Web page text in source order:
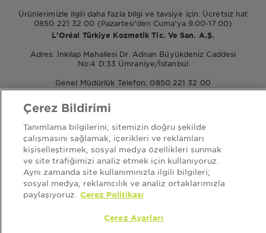
Ürünlerimizle ilgili daha fazla bilgi ve tavsiye için: Ücretsiz hat
0850 221 32 00 (Pazartesi'den Cuma'ya 9.00-17.00)
L’Oréal Türkiye Kozmetik Tic. Ve San. A.Ş.
Adres: İnkılap Mahallesi Dr. Adnan Büyükdeniz Caddesi
No:4 D:33 Ümraniye/İstanbul
Genel Müdürlük Telefon: 0850 221 32 00
POPÜLER ÜRÜNLER
Garnier Micellar
Garnier Mineral Saf ve Temiz
Garnier Nem Bombası
Çerez Bildirimi
Tanımlama bilgilerini; sitemizin doğru şekilde
çalışmasını sağlamak, içerikleri ve reklamları
kişiselleştirmek, sosyal medya özellikleri sunmak
ve site trafiğimizi analiz etmek için kullanıyoruz.
Aynı zamanda site kullanımınızla ilgili bilgileri;
sosyal medya, reklamcılık ve analiz ortaklarımızla
paylaşıyoruz.
Çerez Politikası
Çerez Ayarları